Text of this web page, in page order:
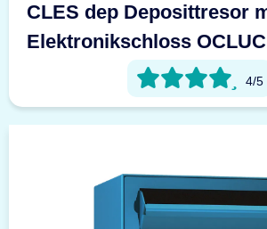
CLES dep Deposittresor
Elektronikschloss OCLUC
4/5